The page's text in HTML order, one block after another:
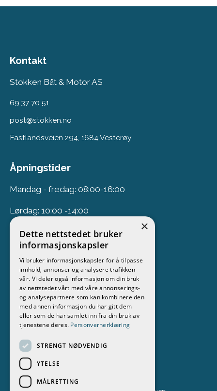
Kontakt
Stokken Båt & Motor AS
69 37 70 51
post@stokken.no
Fastlandsveien 294, 1684 Vesterøy
Åpningstider
Mandag - fredag: 08:00-16:00
Lørdag: 10:00 -14:00
Nyhetsbrev
Meld deg på vårt nyhetsbrev
Følg oss
×
Dette nettstedet bruker
informasjonskapsler
Vi bruker informasjonskapsler for å tilpasse
innhold, annonser og analysere trafikken
vår. Vi deler også informasjon om din bruk
av nettstedet vårt med våre annonserings-
og analysepartnere som kan kombinere den
med annen informasjon du har gitt dem
eller som de har samlet inn fra din bruk av
tjenestene deres. Personvernerklæring
STRENGT NØDVENDIG
YTELSE
MÅLRETTING